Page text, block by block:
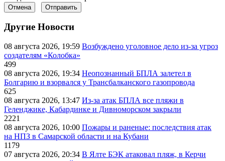
Отмена Отправить
Другие Новости
08 августа 2026, 19:59 Возбуждено уголовное дело из-за угроз
создателям «Колобка»
499
08 августа 2026, 19:34 Неопознанный БПЛА залетел в
Болгарию и взорвался у Трансбалканского газопровода
625
08 августа 2026, 13:47 Из-за атак БПЛА все пляжи в
Геленджике, Кабардинке и Дивноморском закрыли
2221
08 августа 2026, 10:00 Пожары и раненые: последствия атак
на НПЗ в Самарской области и на Кубани
1179
07 августа 2026, 20:34 В Ялте БЭК атаковал пляж, в Керчи